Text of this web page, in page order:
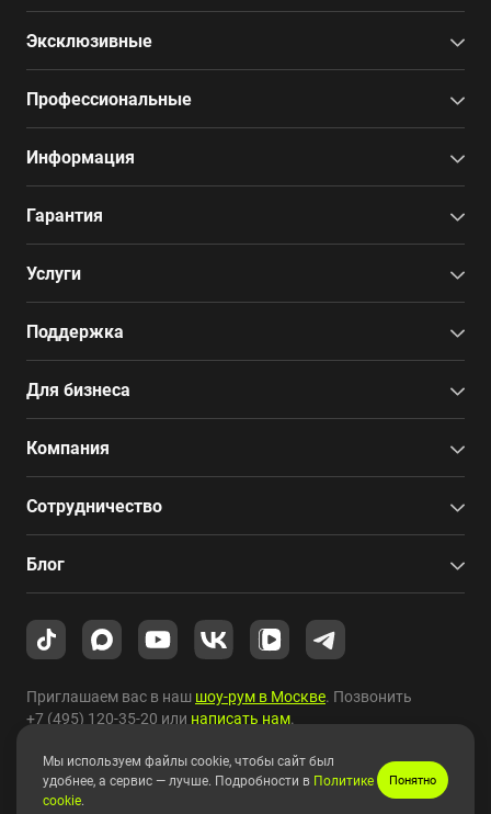
Эксклюзивные
Профессиональные
Информация
Гарантия
Услуги
Поддержка
Для бизнеса
Компания
Сотрудничество
Блог
Приглашаем вас в наш шоу-рум в Москве. Позвонить
+7 (495) 120-35-20 или написать нам.
Copyright © 2010-2026 HYPERPC.
Мы используем файлы cookie, чтобы сайт был
удобнее, а сервис — лучше. Подробности в Политике
cookie.
Понятно